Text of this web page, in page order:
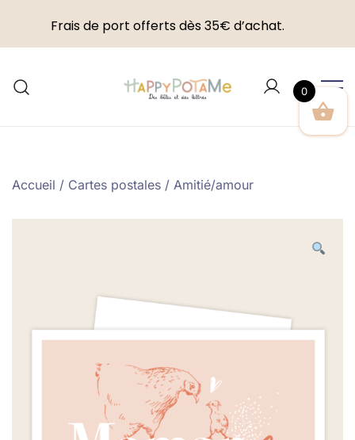
content
Accueil / Cartes postales / Amitié/amour
Frais de port offerts dès 35€ d’achat.
0